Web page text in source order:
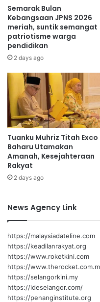
d
i
P
u
s
t
R
a
w
a
t
a
n
H
a
r
n
u
k
t
i
s
y
a
r
s
a
m
t
e
r
u
i
p
e
r
k
a
s
a
Semarak Bulan
Kebangsaan JPNS 2026
meriah, suntik semangat
patriotisme warga
pendidikan
2 days ago
Tuanku Muhriz Titah Exco
Baharu Utamakan
Amanah, Kesejahteraan
Rakyat
2 days ago
News Agency Link
https://malaysiadateline.com
https://keadilanrakyat.org
https://www.roketkini.com
https://
https://selangorkini.my
https://ideselangor.com/
https://penanginstitute.org